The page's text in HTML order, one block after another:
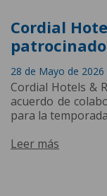
Cordial
28 de Mayo de 2026
Cordial Hotels &
acuerdo de
para la
Leer más